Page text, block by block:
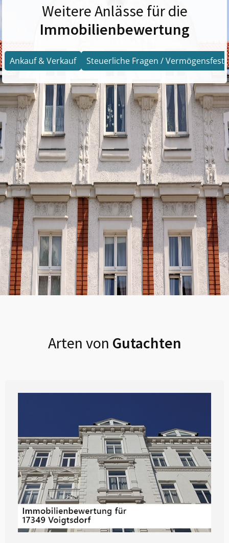
Weitere Anlässe für die
Immobilienbewertung
Ankauf & Verkauf Steuerliche Fragen /
Arten von Gutachten